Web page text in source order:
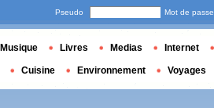
Pseudo Mot de passe
Musique Livres Medias Internet
Cuisine Environnement Voyages